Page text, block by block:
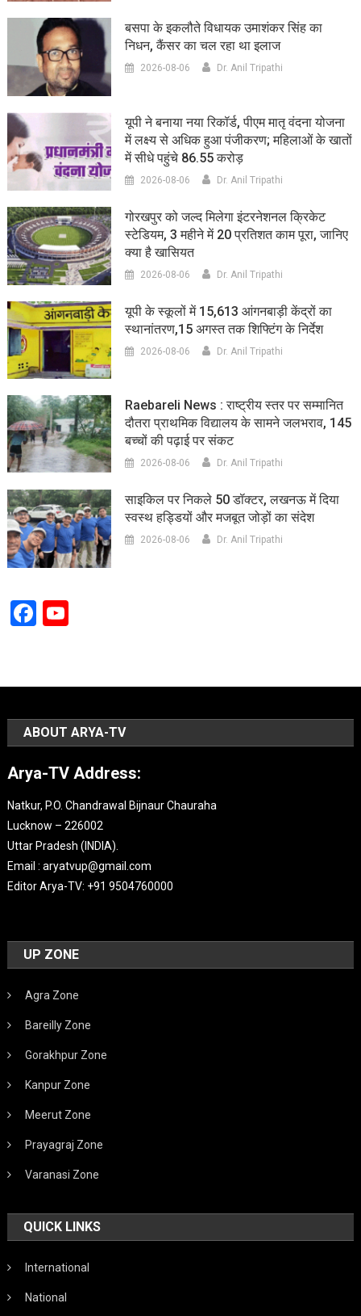
बसपा के इकलौते विधायक उमाशंकर सिंह का
निधन, कैंसर का चल रहा था इलाज
2026-08-06 Dr. Anil Tripathi
यूपी ने बनाया नया रिकॉर्ड, पीएम मातृ वंदना योजना
में लक्ष्य से अधिक हुआ पंजीकरण; महिलाओं के खातों
में सीधे पहुंचे 86.55 करोड़
2026-08-06 Dr. Anil Tripathi
गोरखपुर को जल्द मिलेगा इंटरनेशनल क्रिकेट
स्टेडियम, 3 महीने में 20 प्रतिशत काम पूरा, जानिए
क्या है खासियत
2026-08-06 Dr. Anil Tripathi
यूपी के स्कूलों में 15,613 आंगनबाड़ी केंद्रों का
स्थानांतरण,15 अगस्त तक शिफ्टिंग के निर्देश
2026-08-06 Dr. Anil Tripathi
Raebareli News : राष्ट्रीय स्तर पर सम्मानित
दौतरा प्राथमिक विद्यालय के सामने जलभराव, 145
बच्चों की पढ़ाई पर संकट
2026-08-06 Dr. Anil Tripathi
साइकिल पर निकले 50 डॉक्टर, लखनऊ में दिया
स्वस्थ हड्डियों और मजबूत जोड़ों का संदेश
2026-08-06 Dr. Anil Tripathi
Facebook
YouTube
ABOUT ARYA-TV
Arya-TV Address:
Natkur, P.O. Chandrawal Bijnaur Chauraha
Lucknow – 226002
Uttar Pradesh (INDIA).
Email : aryatvup@gmail.com
Editor Arya-TV: +91 9504760000
UP ZONE
Agra Zone
Bareilly Zone
Gorakhpur Zone
Kanpur Zone
Meerut Zone
Prayagraj Zone
Varanasi Zone
QUICK LINKS
International
National